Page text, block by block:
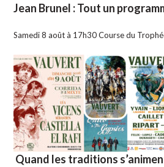
Jean Brunel : Tout un
Samedi 8 août à 17h30 Course du
Quand les traditions